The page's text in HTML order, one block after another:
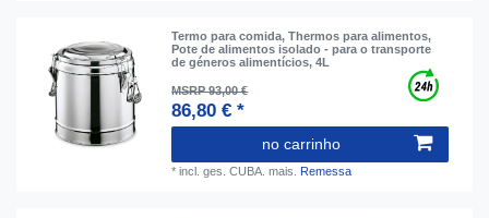
Termo para comida, Thermos para alimentos,
Pote de alimentos isolado - para o transporte
de géneros alimentícios, 4L
MSRP 93,00 €
86,80 € *
no carrinho
*incl. ges. CUBA. mais. Remessa